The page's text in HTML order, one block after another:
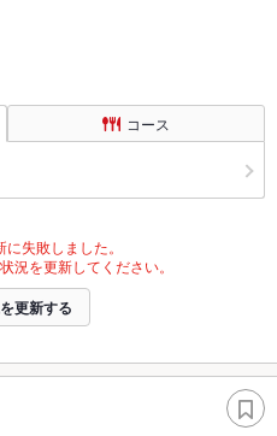
コース
失敗しました。
況を更新してください。
更新する